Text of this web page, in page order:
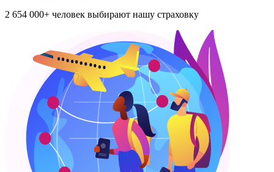
2 654 000+ человек выбирают нашу страховку